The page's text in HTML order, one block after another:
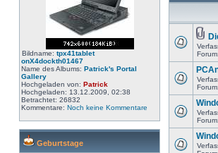
Bildname: tpx41tablet
onX4dockth01467
Name des Albums: Patrick's Portal
Gallery
Hochgeladen von: Patrick
Hochgeladen: 13.12.2009, 02:38
Betrachtet: 26832
Kommentare: Noch keine Kommentare
Geburtstage
Forum:
Forum:
Forum: